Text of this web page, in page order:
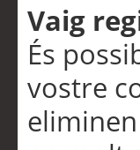
Vaig
És
vostre